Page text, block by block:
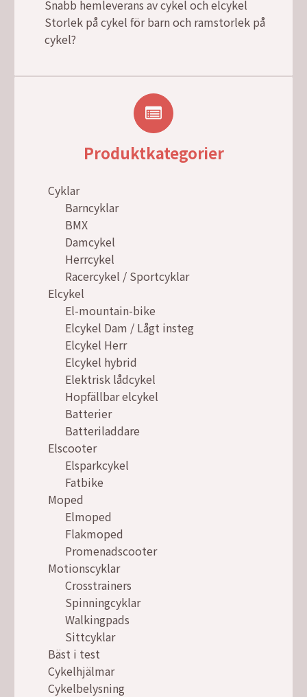
Snabb hemleverans av cykel och elcykel
Storlek på cykel för barn och ramstorlek på
cykel?
Produktkategorier
Cyklar
Barncyklar
BMX
Damcykel
Herrcykel
Racercykel / Sportcyklar
Elcykel
El-mountain-bike
Elcykel Dam / Lågt insteg
Elcykel Herr
Elcykel hybrid
Elektrisk lådcykel
Hopfällbar elcykel
Batterier
Batteriladdare
Elscooter
Elsparkcykel
Fatbike
Moped
Elmoped
Flakmoped
Promenadscooter
Motionscyklar
Crosstrainers
Spinningcyklar
Walkingpads
Sittcyklar
Bäst i test
Cykelhjälmar
Cykelbelysning